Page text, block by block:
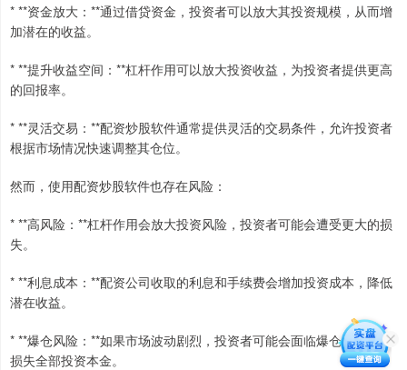
* **资金放大：**通过借贷资金，投资者可以放大其投资规模，从而增
加潜在的收益。
* **提升收益空间：**杠杆作用可以放大投资收益，为投资者提供更高
的回报率。
* **灵活交易：**配资炒股软件通常提供灵活的交易条件，允许投资者
根据市场情况快速调整其仓位。
然而，使用配资炒股软件也存在风险：
* **高风险：**杠杆作用会放大投资风险，投资者可能会遭受更大的损
失。
* **利息成本：**配资公司收取的利息和手续费会增加投资成本，降低
潜在收益。
* **爆仓风险：**如果市场波动剧烈，投资者可能会面临爆仓风险，即
损失全部投资本金。